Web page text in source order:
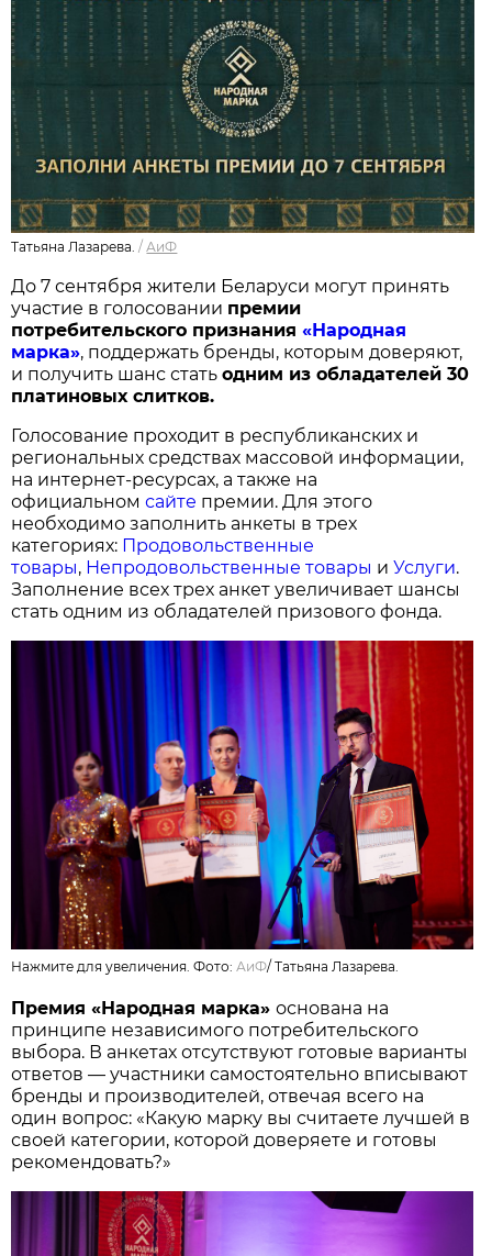
Татьяна Лазарева. /АиФ
До 7 сентября жители Беларуси могут принять
участие в голосовании премии
потребительского признания«Народная
марка», поддержать бренды, которым доверяют,
и получить шанс статьодним из обладателей 30
платиновых слитков.
Голосование проходит в республиканских и
региональных средствах массовой информации,
на интернет-ресурсах, а также на
официальномсайте премии. Для этого
необходимо заполнить анкеты в трех
категориях: Продовольственные
товары, Непродовольственные товары иУслуги.
Заполнение всех трех анкет увеличивает шансы
стать одним из обладателей призового фонда.
Нажмите для увеличения. Фото:АиФ/Татьяна Лазарева.
Премия «Народная марка»основана на
принципе независимого потребительского
выбора. В анкетах отсутствуют готовые варианты
ответов — участники самостоятельно вписывают
бренды и производителей, отвечая всего на
один вопрос: «Какую марку вы считаете лучшей в
своей категории, которой доверяете и готовы
рекомендовать?»